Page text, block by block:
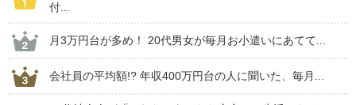
付...
月3万円台が多め！ 20代男女が毎月お小遣いにあてて...
会社員の平均額!? 年収400万円台の人に聞いた、毎月...